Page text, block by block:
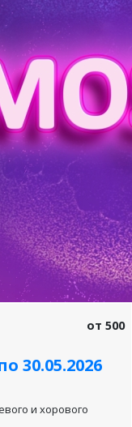
от 500
30.05.2026
и хорового